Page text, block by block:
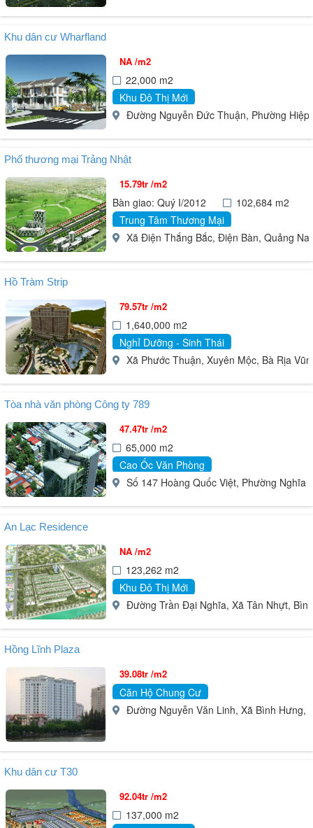
Khu dân cư Wharfland
NA /m2
22,000 m2
Khu Đô Thị Mới
Đường Nguyễn Đức Thuận, Phường
Phố thương mại Trảng Nhật
15.79tr /m2
Bàn giao: Quý I/2012
102,684 m2
Trung Tâm Thương Mại
Xã Điện Thắng Bắc, Điện Bàn, Quảng
Hồ Tràm Strip
79.57tr /m2
1,640,000 m2
Nghỉ Dưỡng - Sinh Thái
Xã Phước Thuận, Xuyên Mộc, Bà Rịa
Tòa nhà văn phòng Công ty 789
47.47tr /m2
65,000 m2
Cao Ốc Văn Phòng
Số 147 Hoàng Quốc Việt, Phường Nghĩa
An Lạc Residence
NA /m2
123,262 m2
Khu Đô Thị Mới
Đường Trần Đại Nghĩa, Xã Tân Nhựt,
Hồng Lĩnh Plaza
39.08tr /m2
Căn Hộ Chung Cư
Đường Nguyễn Văn Linh, Xã Bình Hưng,
Khu dân cư T30
92.04tr /m2
137,000 m2